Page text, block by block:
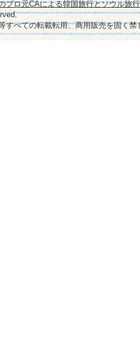
プロ元CAによる韓国旅行とソウル旅
すべての転載転用、商用販売を固く禁